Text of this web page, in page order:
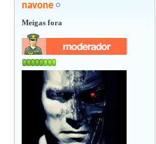
navone
Meigas fora